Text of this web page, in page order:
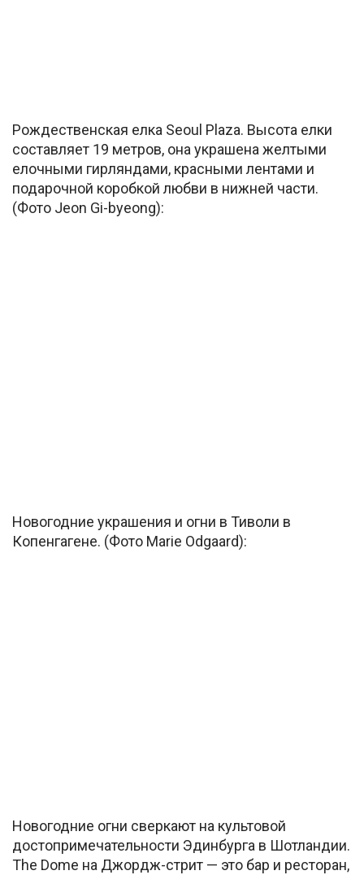
Рождественская елка Seoul Plaza. Высота елки
составляет 19 метров, она украшена желтыми
елочными гирляндами, красными лентами и
подарочной коробкой любви в нижней части.
(Фото Jeon Gi-byeong):
Новогодние украшения и огни в Тиволи в
Копенгагене. (Фото Marie Odgaard):
Новогодние огни сверкают на культовой
достопримечательности Эдинбурга в Шотландии.
The Dome на Джордж-стрит — это бар и ресторан,